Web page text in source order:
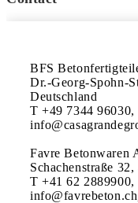
BFS
Dr.-Georg-Spohn-
Deutschland
T +49 7344
Favre Betonwaren
Schachenstraße
T +41 62